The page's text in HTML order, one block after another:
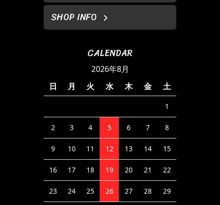
SHOP INFO
CALENDAR
2026年8月
日
月 火 水 木 金 土
1
2 3 4 5 6 7 8
9 10 11 12 13 14 15
16 17 18 19 20 21 22
23 24 25 26 27 28 29